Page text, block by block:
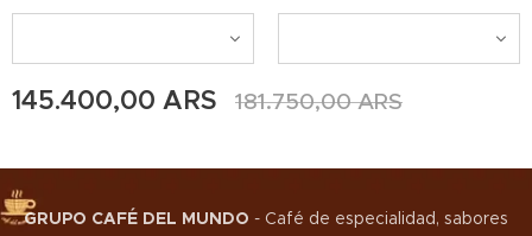
145.400,00 ARS 181.750,00ARS
GRUPO CAFÉ DEL MUNDO - Café de especialidad, sabores